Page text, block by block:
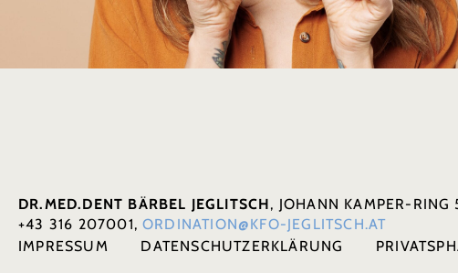
DR.MED.DENT BÄRBEL JEGLITSCH, JOHANN KAMPER-
+43 316 207001,ORDINATION@KFO-JEGLITSCH.AT
IMPRESSUM
DATENSCHUTZERKLÄRUNG